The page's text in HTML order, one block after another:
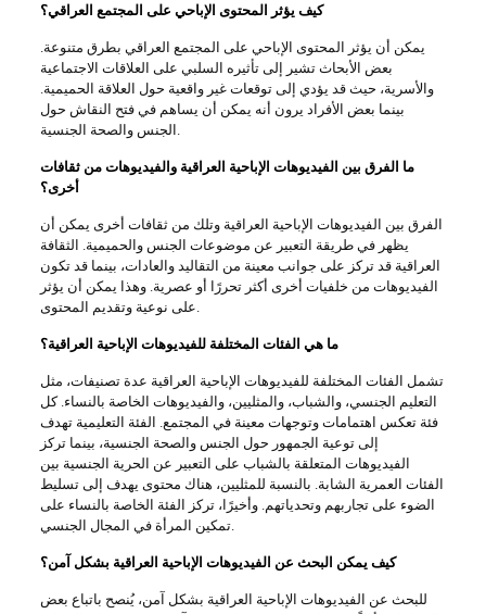
كيف يؤثر المحتوى الإباحي على المجتمع العراقي؟
يمكن أن يؤثر المحتوى الإباحي على المجتمع العراقي بطرق متنوعة.
بعض الأبحاث تشير إلى تأثيره السلبي على العلاقات الاجتماعية
والأسرية، حيث قد يؤدي إلى توقعات غير واقعية حول العلاقة الحميمية.
بينما بعض الأفراد يرون أنه يمكن أن يساهم في فتح النقاش حول
ما الفرق بين الفيديوهات الإباحية العراقية والفيديوهات من ثقافات
أخرى؟
الفرق بين الفيديوهات الإباحية العراقية وتلك من ثقافات أخرى يمكن أن
يظهر في طريقة التعبير عن موضوعات الجنس والحميمية. الثقافة
العراقية قد تركز على جوانب معينة من التقاليد والعادات، بينما قد تكون
الفيديوهات من خلفيات أخرى أكثر تحررًا أو عصرية. وهذا يمكن أن يؤثر
ما هي الفئات المختلفة للفيديوهات الإباحية العراقية؟
تشمل الفئات المختلفة للفيديوهات الإباحية العراقية عدة تصنيفات، مثل
التعليم الجنسي، والشباب، والمثليين، والفيديوهات الخاصة بالنساء. كل
فئة تعكس اهتمامات وتوجهات معينة في المجتمع. الفئة التعليمية تهدف
إلى توعية الجمهور حول الجنس والصحة الجنسية، بينما تركز
الفيديوهات المتعلقة بالشباب على التعبير عن الحرية الجنسية بين
الفئات العمرية الشابة. بالنسبة للمثليين، هناك محتوى يهدف إلى تسليط
الضوء على تجاربهم وتحدياتهم. وأخيرًا، تركز الفئة الخاصة بالنساء على
تمكين المرأة في المجال الجنسي.
كيف يمكن البحث عن الفيديوهات الإباحية العراقية بشكل آمن؟
للبحث عن الفيديوهات الإباحية العراقية بشكل آمن، يُنصح باتباع بعض